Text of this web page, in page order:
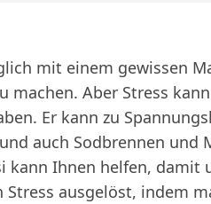
mit einem gewissen
machen. Aber Stress
Er kann zu
auch Sodbrennen und
kann Ihnen helfen, damit
ausgelöst, indem